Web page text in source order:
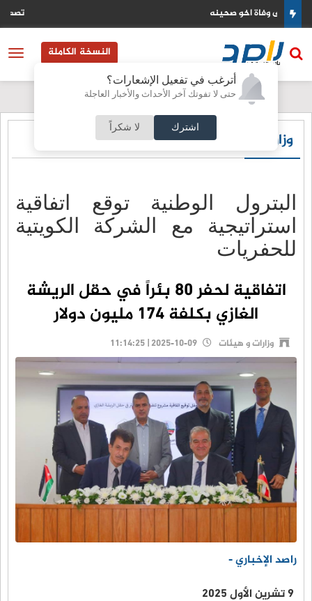
أترغب في تفعيل الإشعارات؟
حتى لا تفوتك آخر الأحداث والأخبار العاجلة
اشترك لا شكراً
تصعيد عسكري اسرائيلي في جنوب لبنان واستهداف لجرافة الجيش
النسخة الكاملة
وزارات و هيئات
البترول الوطنية توقع اتفاقية
استراتيجية مع الشركة الكويتية
للحفريات
اتفاقية لحفر 80 بئراً في حقل الريشة
الغازي بكلفة 174 مليون دولار
وزارات و هيئات
راصد الإخباري -